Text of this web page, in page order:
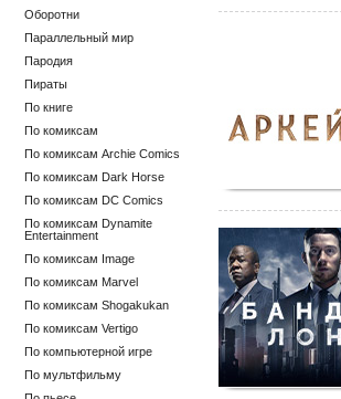
Оборотни
Параллельный мир
Пародия
Пираты
По книге
По комиксам
По комиксам Archie Comics
По комиксам Dark Horse
По комиксам DC Comics
По комиксам Dynamite
Entertainment
По комиксам Image
По комиксам Marvel
По комиксам Shogakukan
По комиксам Vertigo
По компьютерной игре
По мультфильму